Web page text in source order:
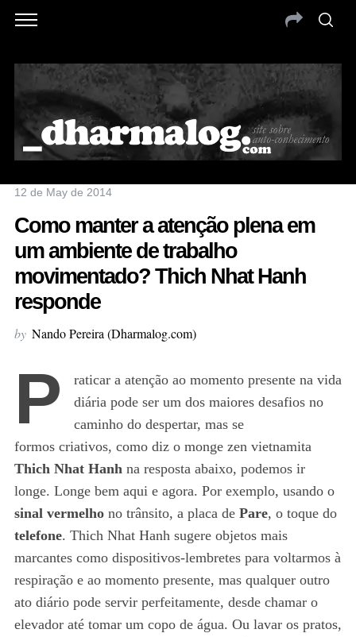
12 de May de 2014
Como manter a atenção plena em
um ambiente de trabalho
movimentado? Thich Nhat Hanh
responde
by Nando Pereira (Dharmalog.com)
P
raticar a atenção ao momento presente na vida
diária pode ser um dos maiores desafios no
caminho do despertar, mas se
formos criativos, como diz o monge zen vietnamita
Thich Nhat Hanh na resposta abaixo, podemos ir
longe. Longe bem aqui e agora. Por exemplo, usando o
sinal vermelhono trânsito, a placa de Pare, o toque do
telefone. Thich Nhat Hanh sugere objetos mais
marcantes como dispositivos-lembretes para voltarmos à
respiração e ao momento presente, mas qualquer outro
ato diário pode servir perfeitamente, desde chamar o
elevador até tomar um copo de água. Ou lavar os pratos,